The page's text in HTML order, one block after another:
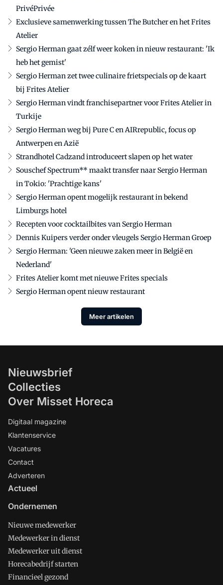
PrivéPrivée
Exclusieve samenwerking tussen The Butcher en het Frites
Atelier
Sergio Herman gaat zélf weer koken in nieuw restaurant: 'Ik
heb het gemist'
Sergio Herman zet twee culinaire frietspecials op de kaart
bij Frites Atelier
Sergio Herman vindt franchisepartner voor Frites Atelier in
Turkije
Sergio Herman weg bij Pure C en AIRrepublic, focus op
Antwerpen en Azië
Strandhotel Cadzand introduceert slapen op het water
Souschef Spectrum** maakt transfer naar Sergio Herman
in Tokio: 'Prachtige kans'
Sergio Herman opent mogelijk restaurant in bekend
Limburgs hotel
Recepten voor cocktailbites van Sergio Herman
Dennis Kuipers verder onder vleugels Sergio Herman Groep
Sergio Herman: 'Geen nieuwe zaken meer in België en
Nederland'
Frites Atelier komt met nieuwe Frites specials
Sergio Herman opent nieuw restaurant
Meer artikelen
Nieuwsbrief
Collecties
Over Misset Horeca
Digitaal magazine
Klantenservice
Vacatures
Contact
Adverteren
Actueel
Ondernemen
Nieuwe medewerker
Medewerker in dienst
Medewerker uit dienst
Horecabedrijf starten
Financieel gezond